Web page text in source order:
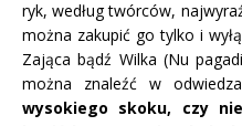
ryk, według twórców,
można zakupić go tylko i
Zająca bądź Wilka (Nu
można znaleźć w
wysokiego skoku, czy